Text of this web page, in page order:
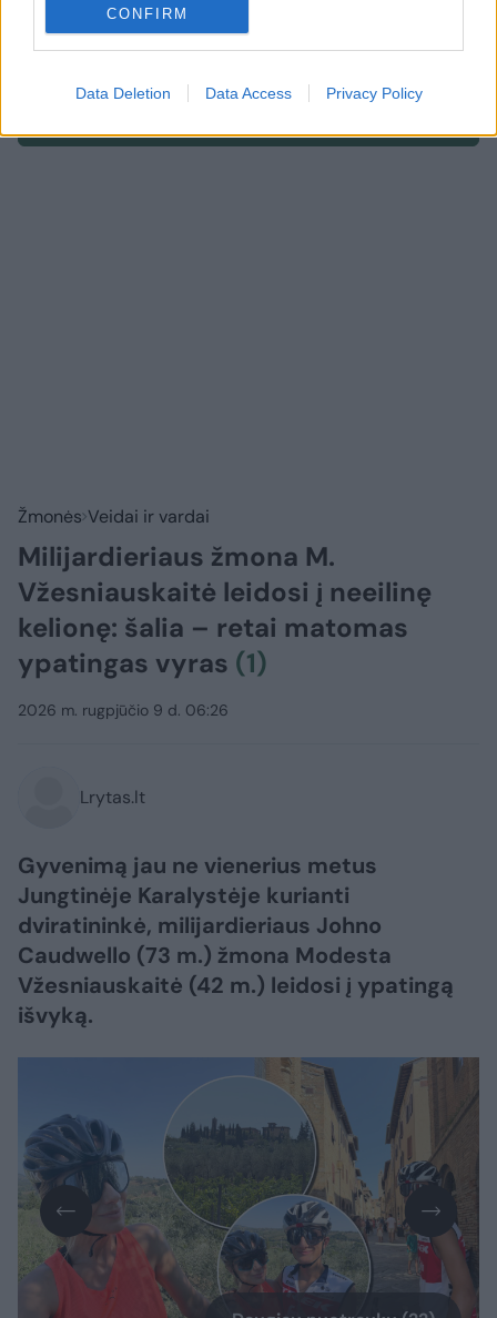
CONFIRM
Data Deletion Data Access Privacy Policy
Žmonės Veidai ir vardai
Milijardieriaus žmona M.
Vžesniauskaitė leidosi į neeilinę
kelionę: šalia – retai matomas
ypatingas vyras (1)
2026 m. rugpjūčio 9 d. 06:26
Lrytas.lt
Gyvenimą jau ne vienerius metus
Jungtinėje Karalystėje kurianti
dviratininkė, milijardieriaus Johno
Caudwello (73 m.) žmona Modesta
Vžesniauskaitė (42 m.) leidosi į ypatingą
išvyką.